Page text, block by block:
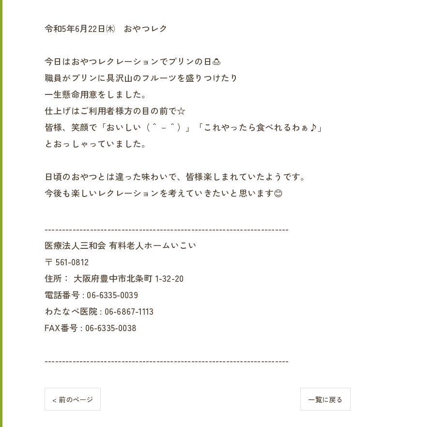
令和5年6月22日㈭ おやつレク
今日はおやつレクレーションでプリンの日🍮
職員がプリンに具沢山のフルーツを盛りつけたり
一生懸命用意をしました。
仕上げはご利用者様方の目の前で☆
皆様、笑顔で「おいしい（＾－＾）」「これやったら食べれるわぁ♪」
とおっしゃっていました。
日頃のおやつとは違った味わいで、皆様楽しまれていたようです。
今後も楽しいレクレーションを考えていきたいと思います😊
----------------------------------------------------------------------
医療法人三和会 有料老人ホームいこい
〒561-0812
住所： 大阪府豊中市北条町 1-32-20
電話番号 : 06-6335-0039
わたなべ医院 : 06-6867-1113
FAX番号 : 06-6335-0038
----------------------------------------------------------------------
< 前のページ 一覧に戻る